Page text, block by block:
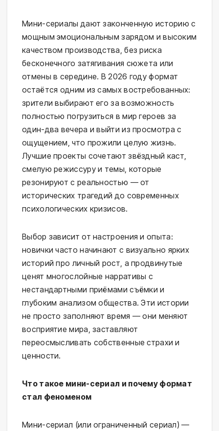
Мини-сериалы дают законченную историю с
мощным эмоциональным зарядом и высоким
качеством производства, без риска
бесконечного затягивания сюжета или
отмены в середине. В 2026 году формат
остаётся одним из самых востребованных:
зрители выбирают его за возможность
полностью погрузиться в мир героев за
один-два вечера и выйти из просмотра с
ощущением, что прожили целую жизнь.
Лучшие проекты сочетают звёздный каст,
смелую режиссуру и темы, которые
резонируют с реальностью — от
исторических трагедий до современных
психологических кризисов.
Выбор зависит от настроения и опыта:
новички часто начинают с визуально ярких
историй про личный рост, а продвинутые
ценят многослойные нарративы с
нестандартными приёмами съёмки и
глубоким анализом общества. Эти истории
не просто заполняют время — они меняют
восприятие мира, заставляют
переосмысливать собственные страхи и
ценности.
Что такое мини-сериал и почему формат
стал феноменом
Мини-сериал (или ограниченный сериал) —